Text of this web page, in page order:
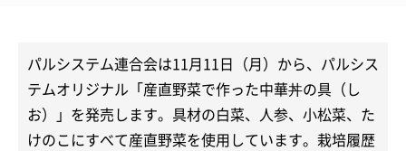
パルシステム連合会は11月11日（月）から、パルシス
テムオリジナル「産直野菜で作った中華丼の具（し
お）」を発売します。具材の白菜、人参、小松菜、た
けのこにすべて産直野菜を使用しています。栽培履歴